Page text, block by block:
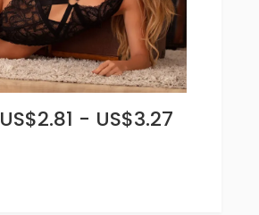
US$2.81 - US$3.27